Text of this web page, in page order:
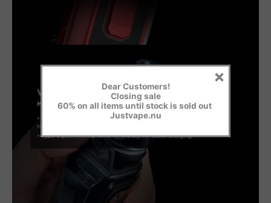
Dear Customers!
Closing sale
60% on all items until stock is sold out
Justvape.nu
×